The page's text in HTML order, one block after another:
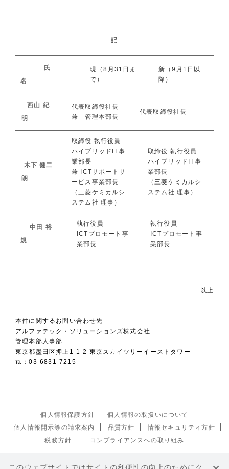
記
氏
名
現（8月31日ま
で）
新（9月1日以
降）
西山 紀
明
代表取締役社長
兼 管理本部長
代表取締役社長
木下 健二
朗
取締役 執行役員
ハイブリッドIT事
業部長
兼 ICTサポートサ
ービス事業部長
（三菱ケミカルシ
ステム社 理事）
取締役 執行役員
ハイブリッドIT事
業部長
（三菱ケミカルシ
ステム社 理事）
中田 裕
規
執行役員
ICTプロモート事
業部長
執行役員
ICTプロモート事
業部長
以上
本件に関するお問い合わせ先
アルファテック・ソリューションズ株式会社
管理本部人事部
東京都墨田区押上1-1-2 東京スカイツリーイーストタワー
℡：03-6831-7215
個人情報保護方針
個人情報の取扱いについて
個人情報開示等の請求案内
品質方針
情報セキュリティ方針
税務方針
コンプライアンスへの取り組み
このウェブサイトではサイトの利便性の向上のためにク